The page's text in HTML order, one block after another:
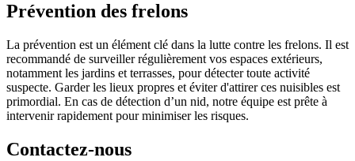
Prévention des frelons
La prévention est un élément clé dans la lutte contre les frelons. Il est
recommandé de surveiller régulièrement vos espaces extérieurs,
notamment les jardins et terrasses, pour détecter toute activité
suspecte. Garder les lieux propres et éviter d'attirer ces nuisibles est
primordial. En cas de détection d’un nid, notre équipe est prête à
intervenir rapidement pour minimiser les risques.
Contactez-nous